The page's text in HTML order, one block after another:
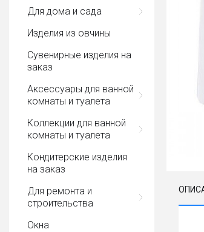
Для дома и сада
Изделия из овчины
Сувенирные изделия на
заказ
Аксессуары для ванной
комнаты и туалета
Коллекции для ванной
комнаты и туалета
Кондитерские изделия
на заказ
Для ремонта и
строительства
Окна